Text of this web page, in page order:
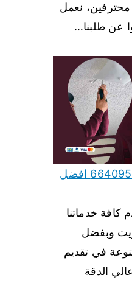
نعمل
عن طلبنا…
تركيب بلاكات الكويت 66409555 افضل
كافة خدماتنا
وبفضل
في تقديم
الدقة